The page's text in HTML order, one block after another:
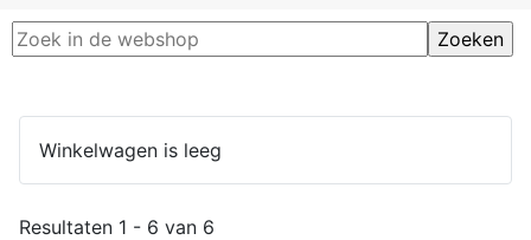
Winkelwagen is leeg
Resultaten 1 - 6 van 6